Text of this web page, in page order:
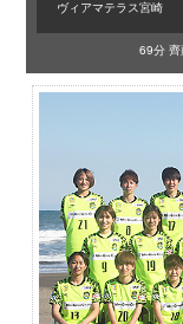
ヴィアマテラス宮崎
69分 齊